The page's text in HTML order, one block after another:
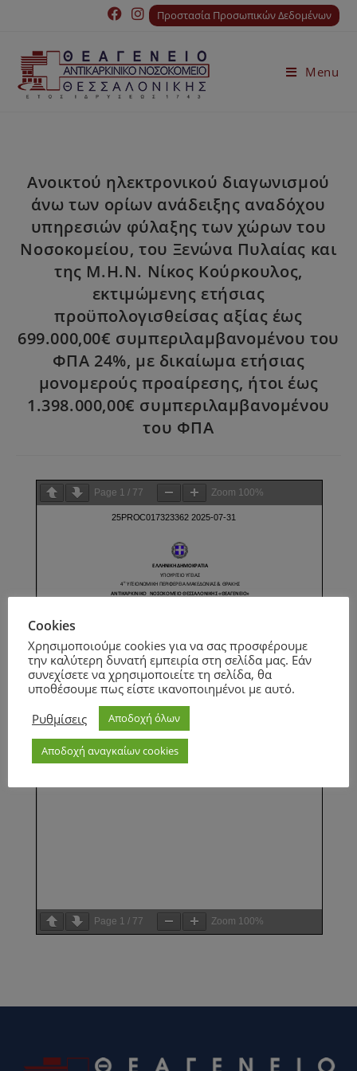
Προστασία Προσωπικών Δεδομένων
Menu
Ανοικτού ηλεκτρονικού διαγωνισμού
άνω των ορίων ανάδειξης αναδόχου
υπηρεσιών φύλαξης των χώρων του
Νοσοκομείου, του Ξενώνα Πυλαίας και
της Μ.Η.Ν. Νίκος Κούρκουλος,
εκτιμώμενης ετήσιας
προϋπολογισθείσας αξίας έως
699.000,00€ συμπεριλαμβανομένου του
ΦΠΑ 24%, με δικαίωμα ετήσιας
μονομερούς προαίρεσης, ήτοι έως
1.398.000,00€ συμπεριλαμβανομένου
του ΦΠΑ
Page 1 / 77 Zoom 100%
Page 1 / 77 Zoom 100%
Cookies
Χρησιμοποιούμε cookies για να σας προσφέρουμε
την καλύτερη δυνατή εμπειρία στη σελίδα μας. Εάν
συνεχίσετε να χρησιμοποιείτε τη σελίδα, θα
υποθέσουμε πως είστε ικανοποιημένοι με αυτό.
Ρυθμίσεις
Αποδοχή όλων
Αποδοχή αναγκαίων cookies